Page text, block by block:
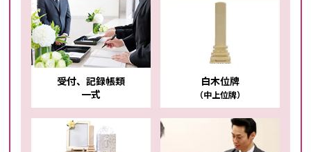
受付、記録帳類
一式
白木位牌
（中上位牌）